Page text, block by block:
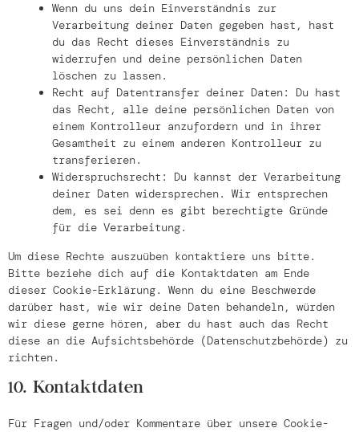
Wenn du uns dein Einverständnis zur
Verarbeitung deiner Daten gegeben hast, hast
du das Recht dieses Einverständnis zu
widerrufen und deine persönlichen Daten
löschen zu lassen.
Recht auf Datentransfer deiner Daten: Du hast
das Recht, alle deine persönlichen Daten von
einem Kontrolleur anzufordern und in ihrer
Gesamtheit zu einem anderen Kontrolleur zu
transferieren.
Widerspruchsrecht: Du kannst der Verarbeitung
deiner Daten widersprechen. Wir entsprechen
dem, es sei denn es gibt berechtigte Gründe
für die Verarbeitung.
Um diese Rechte auszuüben kontaktiere uns bitte.
Bitte beziehe dich auf die Kontaktdaten am Ende
dieser Cookie-Erklärung. Wenn du eine Beschwerde
darüber hast, wie wir deine Daten behandeln, würden
wir diese gerne hören, aber du hast auch das Recht
diese an die Aufsichtsbehörde (Datenschutzbehörde) zu
richten.
10. Kontaktdaten
Für Fragen und/oder Kommentare über unsere Cookie-